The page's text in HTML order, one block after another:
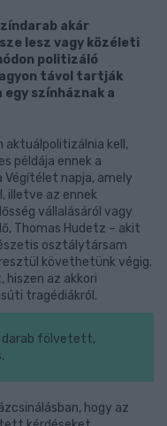
akár
lesz vagy közéleti
politizáló
távol tartják
egy színháznak a
aktuálpolitizálnia kell,
példája ennek a
Végítélet napja, amely
illetve az ennek
vállalásáról vagy
Thomas Hudetz – akit
osztálytársam
követhetünk végig.
az akkori
tragédiákról.
darab fölvetett,
hogy az